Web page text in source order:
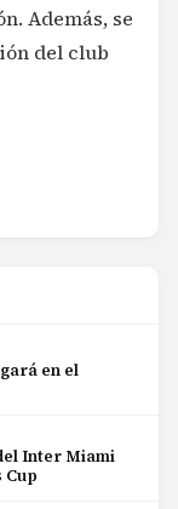
Además, se
del club
en el
Inter Miami
Cup